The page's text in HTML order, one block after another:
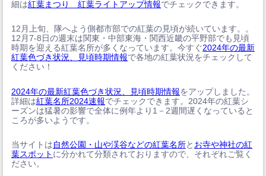
細は紅葉まつり 紅葉ライトアップ情報でチェックできます。
12月上旬、隊へよう側都市部での紅葉の見頃が続いています。。
12月7-8日の週末は関東・中部東海・関西近畿の平野部でも見頃
時期を迎える紅葉名所が多くなっています。今すぐ2024年の最新
紅葉色づき状況、見頃時期情報で各地の紅葉状況をチェックして
ください！
2024年の最新紅葉色づき状況、見頃時期情報をアップしました。
詳細は紅葉名所2024速報でチェックできます。2024年の紅葉シ
ーズンは猛暑の影響で全体に例年より1－2週間遅くなっていると
ころが多いようです。
当サイトは自然公園・山や渓谷などの紅葉名所と お寺や神社の紅
葉スポット に分かれて分類されておりますので、それぞれご覧く
ださい。